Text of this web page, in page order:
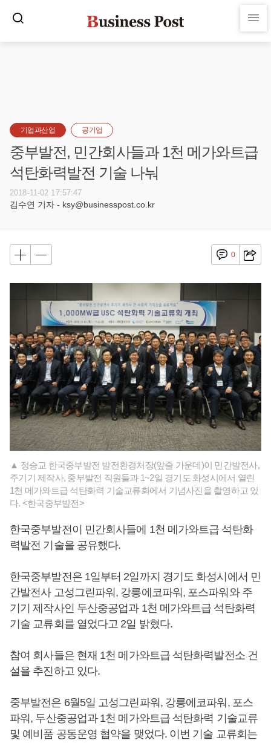
기업과산업 공기업
중부발전, 민간회사들과 1천 메가와트급
석탄화력발전 기술 나눠
2018-11-02 17:57:47
김수연 기자 - ksy@businesspost.co.kr
0
▲ 정승교 한국중부발전 발전환경처장(앞줄 가운데)이 민간발전사,
주기기 제작사, 중부발전 직원들과 1~2일 경기도 화성시에서 열린
1천 메가와트급 석탄화력 기술교류회에서 기념사진을 촬영하고 있
다. <한국중부발전>
한국중부발전이 민간회사들에 1천 메가와트급 석탄화
력발전 기술을 공유했다.
한국중부발전은 1일부터 2일까지 경기도 화성시에서 민
간발전사 고성그린파워, 강릉에코파워, 포스파워와 주
기기 제작사인 두산중공업과 1천 메가와트급 석탄화력
기술 교류회를 열었다고 2일 밝혔다.
참여 회사들은 현재 1천 메가와트급 석탄화력발전소 건
설을 추진하고 있다.
중부발전은 6월5일 고성그린파워, 강릉에코파워, 포스
파워, 두산중공업과 1천 메가와트급 석탄화력 기술교류
및 예비품 공동운영 협약을 맺었다. 이번 기술 교류회는